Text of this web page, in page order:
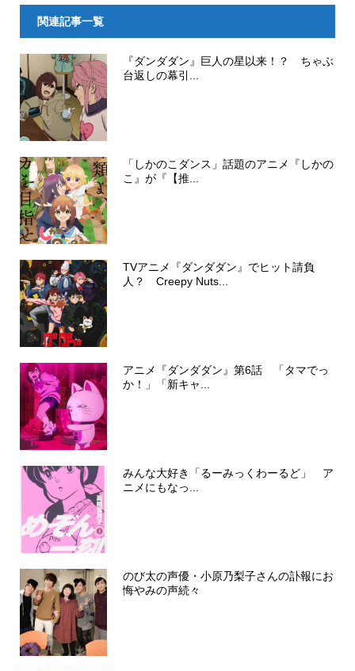
関連記事一覧
『ダンダダン』巨人の星以来！？ ちゃぶ
台返しの幕引...
「しかのこダンス」話題のアニメ『しかの
こ』が『【推...
TVアニメ『ダンダダン』でヒット請負
人？ Creepy Nuts...
アニメ『ダンダダン』第6話 「タマでっ
か！」「新キャ...
みんな大好き「るーみっくわーるど」 ア
ニメにもなっ...
のび太の声優・小原乃梨子さんの訃報にお
悔やみの声続々